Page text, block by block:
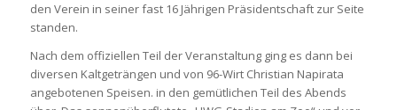
den Verein in seiner fast 16 Jährigen Präsidentschaft zur Seite
standen.
Nach dem offiziellen Teil der Veranstaltung ging es dann bei
diversen Kaltgeträngen und von 96-Wirt Christian Napirata
angebotenen Speisen. in den gemütlichen Teil des Abends